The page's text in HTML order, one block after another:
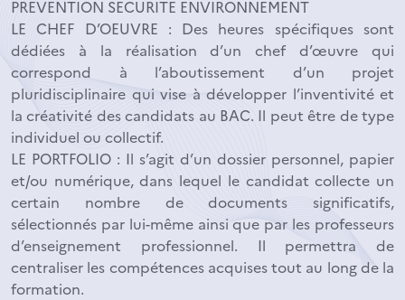
PREVENTION SECURITE ENVIRONNEMENT
LE CHEF D’OEUVRE : Des heures spécifiques sont
dédiées à la réalisation d’un chef d’œuvre qui
correspond à l’aboutissement d’un projet
pluridisciplinaire qui vise à développer l’inventivité et
la créativité des candidats au BAC. Il peut être de type
individuel ou collectif.
LE PORTFOLIO : Il s’agit d’un dossier personnel, papier
et/ou numérique, dans lequel le candidat collecte un
certain nombre de documents significatifs,
sélectionnés par lui-même ainsi que par les professeurs
d’enseignement professionnel. Il permettra de
centraliser les compétences acquises tout au long de la
formation.